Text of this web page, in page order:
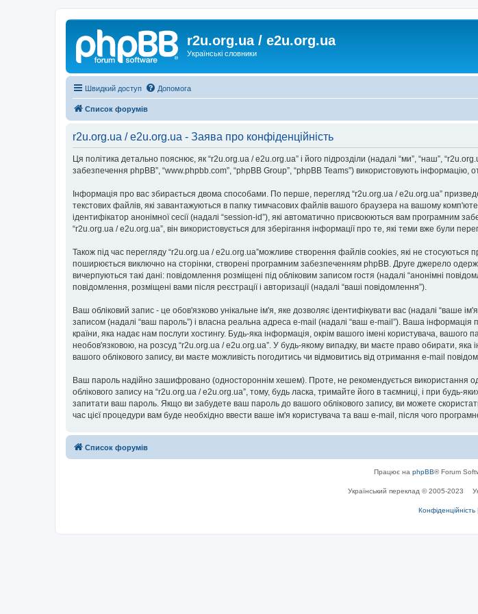
r2u.org.ua / e2u.org.ua
Українські словники
Швидкий доступ Допомога
Список форумів
r2u.org.ua / e2u.org.ua - Заява про конфіденційність
Ця політика детально пояснює, як “r2u.org.ua / e2u.org.ua” і його підрозділи (надалі “ми”, “наш”,
забезпечення phpBB”, “www.phpbb.com”, “phpBB Group”, “phpBB Teams”) використовують інформацію,
Інформація про вас збирається двома способами. По перше, перегляд “r2u.org.ua / e2u.org.ua”
текстових файлів, які завантажуються в папку тимчасових файлів вашого браузера на вашому
ідентифікатор анонімної сесії (надалі “session-id”), які автоматично присвоюються вам програмним
“r2u.org.ua / e2u.org.ua”, він використовується для зберігання інформації про те, які теми вже були
Також під час перегляду “r2u.org.ua / e2u.org.ua”можливе створення файлів cookies, які не стосуються
поширюється виключно на сторінки, створені програмним забезпеченням phpBB. Друге джерело
вичерпуються такі дані: повідомлення розміщені під обліковим записом гостя (надалі “анонімні
повідомлення, розміщені вами після реєстрації і авторизації (надалі “ваші повідомлення”).
Ваш обліковий запис - це обов'язково унікальне ім'я, яке дозволяє ідентифікувати вас (надалі “ваше
записом (надалі “ваш пароль”) і власна реальна адреса e-mail (надалі “ваш e-mail”). Ваша
країни, яка надає нам послуги хостингу. Будь-яка інформація, окрім вашого імені користувача,
необов'язковою, на розсуд “r2u.org.ua / e2u.org.ua”. У будь-якому випадку, ви маєте право обирати,
вашого облікового запису, ви маєте можливість погодитись чи відмовитись від отримання e-mail
Ваш пароль надійно зашифровано (одностороннім хешем). Проте, не рекомендується використання
облікового запису на “r2u.org.ua / e2u.org.ua”, тому, будь ласка, тримайте його в таємниці, і при будь-
запитати ваш пароль. Якщо ви забудете ваш пароль до вашого облікового запису, ви можете
час цієї процедури вам буде необхідно ввести ваше ім'я користувача та ваш e-mail, після чого
Список форумів
Працює на phpBB® Forum
Український переклад © 2005-2023
Конфіденційність